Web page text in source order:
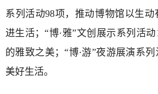
系列活动98项，推动博物馆以生
进生活；“博·雅”文创展示系列活
的雅致之美；“博·游”夜游展演系
美好生活。